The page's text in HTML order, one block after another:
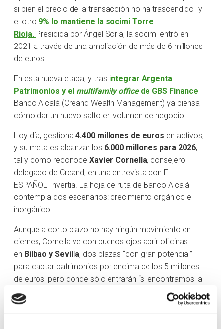
si bien el precio de la transacción no ha trascendido- y
el otro 9% lo mantiene la socimi Torre
Rioja. Presidida por Ángel Soria, la socimi entró en
2021 a través de una ampliación de más de 6 millones
de euros.
En esta nueva etapa, y tras integrar Argenta
Patrimonios y el multifamily officede GBS Finance,
Banco Alcalá (Creand Wealth Management) ya piensa
cómo dar un nuevo salto en volumen de negocio.
Hoy día, gestiona 4.400 millones de euros en activos,
y su meta es alcanzar los 6.000 millones para 2026,
tal y como reconoce Xavier Cornella, consejero
delegado de Creand, en una entrevista con EL
ESPAÑOL-Invertia. La hoja de ruta de Banco Alcalá
contempla dos escenarios: crecimiento orgánico e
inorgánico.
Aunque a corto plazo no hay ningún movimiento en
ciernes, Cornella ve con buenos ojos abrir oficinas
en Bilbao y Sevilla, dos plazas “con gran potencial”
para captar patrimonios por encima de los 5 millones
de euros, pero donde sólo entrarán “si encontramos la
persona o el equipo adecuado”. Por ahora, su
presencia se limita a Madrid, Barcelona y Valencia.